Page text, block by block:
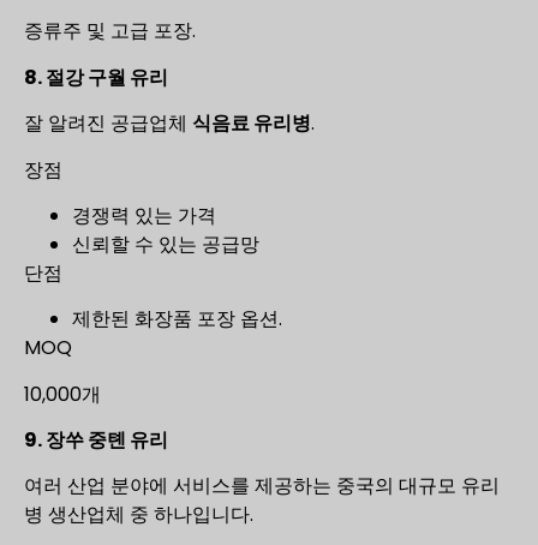
증류주 및 고급 포장.
8. 절강 구월 유리
잘 알려진 공급업체 식음료 유리병.
장점
경쟁력 있는 가격
신뢰할 수 있는 공급망
단점
제한된 화장품 포장 옵션.
MOQ
10,000개
9. 장쑤 중톈 유리
여러 산업 분야에 서비스를 제공하는 중국의 대규모 유리
병 생산업체 중 하나입니다.